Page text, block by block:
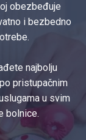
obezbeđuje
i bezbedno
najbolju
pristupačnim
u svim
bolnice.